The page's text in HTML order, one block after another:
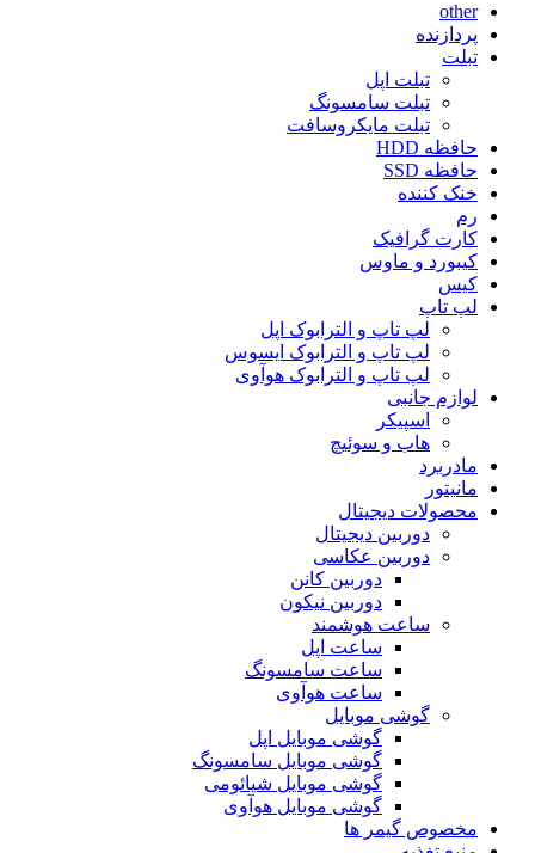
other
پردازنده
تبلت
تبلت اپل
تبلت سامسونگ
تبلت مایکروسافت
حافظه HDD
حافظه SSD
خنک کننده
رم
کارت گرافیک
کیبورد و ماوس
کیس
لپ تاپ
لپ تاپ و الترابوک اپل
لپ تاپ و الترابوک ایسوس
لپ تاپ و الترابوک هوآوی
لوازم جانبی
اسپیکر
هاب و سوئیچ
مادربرد
مانیتور
محصولات دیجیتال
دوربین دیجیتال
دوربین عکاسی
دوربین کانن
دوربین نیکون
ساعت هوشمند
ساعت اپل
ساعت سامسونگ
ساعت هوآوی
گوشی موبایل
گوشی موبایل اپل
گوشی موبایل سامسونگ
گوشی موبایل شیائومی
گوشی موبایل هوآوی
مخصوص گیمر ها